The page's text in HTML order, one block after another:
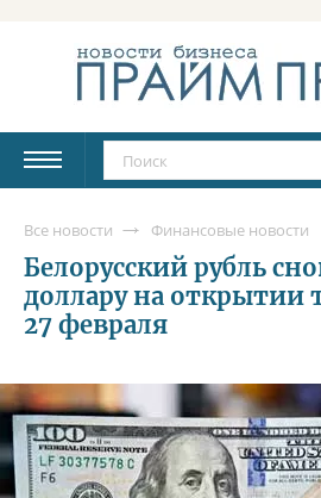
Все новости Финансовые новости
Белорусский рубль
доллару на открытии
27 февраля